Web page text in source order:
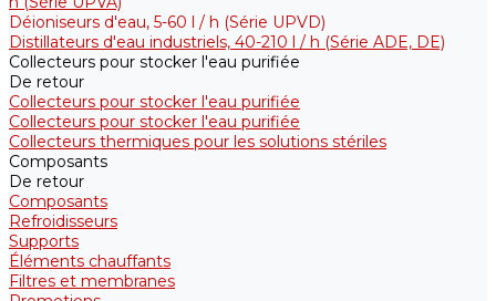
Déioniseurs d'eau, 5-60 l / h (Série UPVD)
Distillateurs d'eau industriels, 40-210 l / h (Série ADE, DE)
Collecteurs pour stocker l'eau purifiée
De retour
Collecteurs pour stocker l'eau purifiée
Collecteurs pour stocker l'eau purifiée
Collecteurs thermiques pour les solutions stériles
Composants
De retour
Composants
Refroidisseurs
Supports
Éléments chauffants
Filtres et membranes